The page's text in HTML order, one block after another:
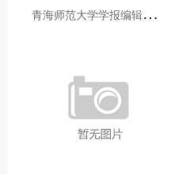
青
海师范大学学报编辑部赴大通县城关镇上毛佰胜村开展帮扶慰问活动